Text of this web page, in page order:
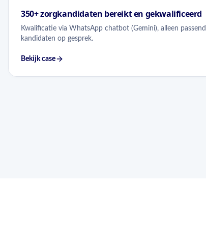
350+ zorgkandidaten bereikt en gekwalificeerd
Kwalificatie via WhatsApp chatbot (Gemini), alleen
kandidaten op gesprek.
Bekijk case